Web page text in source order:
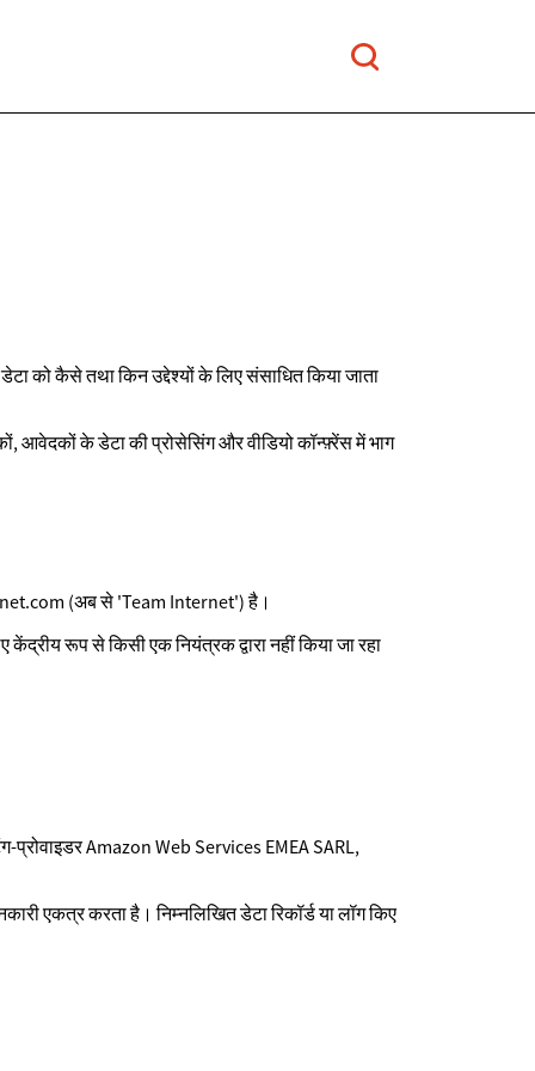
को कैसे तथा किन उद्देश्यों के लिए संसाधित किया जाता
आवेदकों के डेटा की प्रोसेसिंग और वीडियो कॉन्फ़्रेंस में भाग
(अब से 'Team Internet') है।
रूप से किसी एक नियंत्रक द्वारा नहीं किया जा रहा
प्रोवाइडर Amazon Web Services EMEA SARL,
एकत्र करता है। निम्नलिखित डेटा रिकॉर्ड या लॉग किए